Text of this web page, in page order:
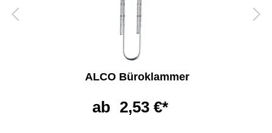
ALCO Büroklammer
ab 2,53 €*